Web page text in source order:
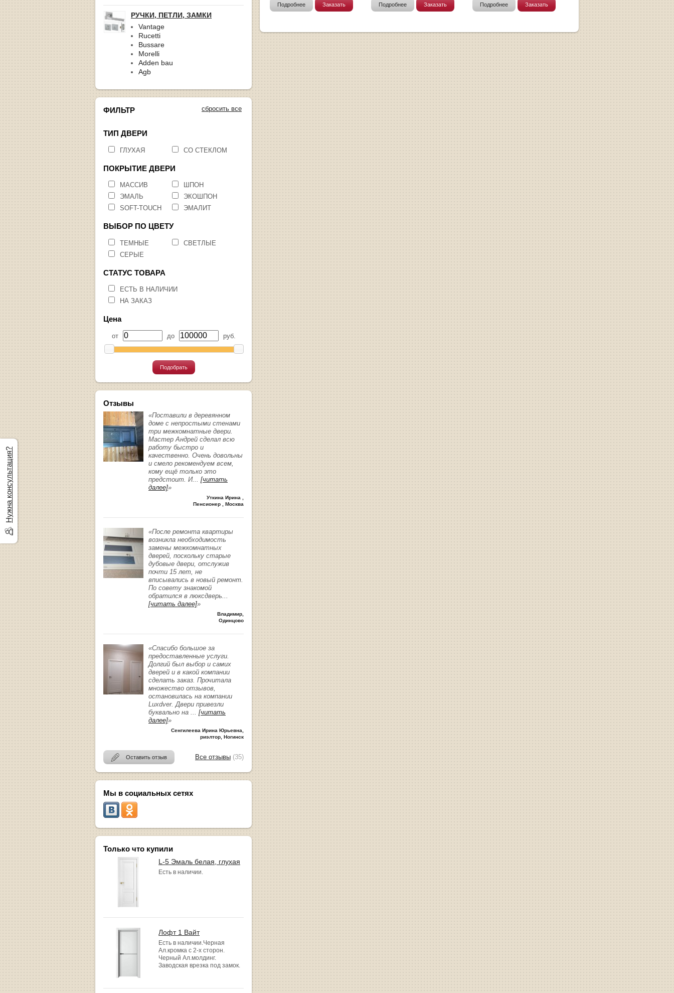
РУЧКИ, ПЕТЛИ, ЗАМКИ
Vantage
Rucetti
Bussare
Morelli
Adden bau
Agb
сбросить все
ФИЛЬТР
ТИП ДВЕРИ
ГЛУХАЯ СО СТЕКЛОМ
ПОКРЫТИЕ ДВЕРИ
МАССИВ
ШПОН
ЭМАЛЬ
ЭКОШПОН
SOFT-TOUCH
ЭМАЛИТ
ВЫБОР ПО ЦВЕТУ
ТЕМНЫЕ
СВЕТЛЫЕ
СЕРЫЕ
СТАТУС ТОВАРА
ЕСТЬ В НАЛИЧИИ
НА ЗАКАЗ
Цена
от до руб.
Подобрать
Отзывы
«Поставили в деревянном
доме с непростыми стенами
три межкомнатные двери.
Мастер Андрей сделал всю
работу быстро и
качественно. Очень довольны
и смело рекомендуем всем,
кому ещё только это
предстоит. И... [читать
далее]»
Уткина Ирина ,
Пенсионер , Москва
«После ремонта квартиры
возникла необходимость
замены межкомнатных
дверей, поскольку старые
дубовые двери, отслужив
почти 15 лет, не
вписывались в новый ремонт.
По совету знакомой
обратился в люксдверь...
[читать далее]»
Владимир,
Одинцово
«Спасибо большое за
предоставленные услуги.
Долгий был выбор и самих
дверей и в какой компании
сделать заказ. Прочитала
множество отзывов,
остановилась на компании
Luxdver. Двери привезли
буквально на ... [читать
далее]»
Сенгилеева Ирина Юрьевна,
риэлтор, Ногинск
Оставить отзыв Все отзывы (35)
Мы в социальных сетях
Только что купили
L-5 Эмаль белая, глухая
Есть в наличии.
Лофт 1 Вайт
Есть в наличии.Черная
Ал.кромка с 2-х сторон.
Черный Ал.молдинг.
Заводская врезка под замок.
Подробнее Заказать Подробнее Заказать Подробнее Заказать
Нужна консультация?